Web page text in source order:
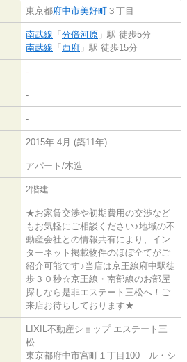
東京都府中市美好町 ３丁目
南武線 「 分倍河原 」駅 徒歩5分
南武線 「 西府 」駅 徒歩15分
-
-
-
2015年 4月 (築11年)
アパート/木造
2階建
★お家賃交渉や初期費用の交渉など
もお気軽にご相談ください♪地域の不
動産会社との情報共有により、イン
ターネット掲載物件のほぼ全てがご
紹介可能です♪当店は京王線府中駅徒
歩３０秒☆京王線・南部線のお部屋
探しなら是非エステート三松へ！ご
来店お待ちしております★
LIXIL不動産ショップ エステート三
松
東京都府中市宮町１丁目100 ル・シ